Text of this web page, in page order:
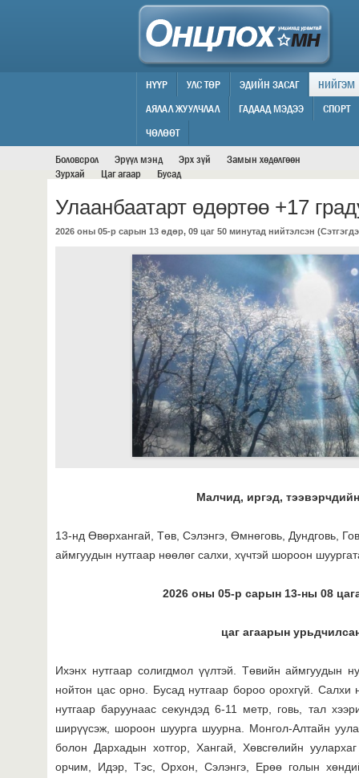
НИЙГЭМ
НҮҮР УЛС ТӨР ЭДИЙН ЗАСАГ
НИЙГЭМ
АЯЛАЛ ЖУУЛЧЛАЛ
ГАДААД МЭДЭЭ
СПОРТ
ЧӨЛӨӨТ
Боловсрол
Эрүүл мэнд Эрх зүй
Замын хөдөлгөөн
Зурхай
Цаг агаар Бусад
Улаанбаатарт өдөртөө +17
2026 оны 05-р сарын 13 өдөр, 09 цаг 50 минутад нийтэлсэн (
Малчид, иргэд,
13-нд Өвөрхангай, Төв, Сэлэнгэ, Өмнөговь, Дундговь,
аймгуудын нутгаар нөөлөг салхи, хүчтэй шороон
2026 оны 05-р сарын 13-ны 08
цаг агаарын
Ихэнх нутгаар солигдмол үүлтэй. Төвийн аймгуудын
нойтон цас орно. Бусад нутгаар бороо орохгүй. Салхи
нутгаар баруунаас секундэд 6-11 метр, говь, тал
ширүүсэж, шороон шуурга шуурна. Монгол-Алтайн
болон Дархадын хотгор, Хангай, Хөвсгөлийн
орчим, Идэр, Тэс, Орхон, Сэлэнгэ, Ерөө голын